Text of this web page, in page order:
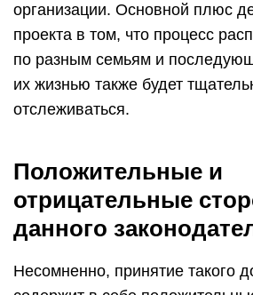
организации. Основной плюс
проекта в том, что процесс
по разным семьям и
их жизнью также будет
отслеживаться.
Положительные и
отрицательные
данного
Несомненно, принятие такого